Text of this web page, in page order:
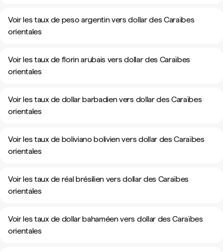
Voir les taux de peso argentin vers dollar des Caraïbes
orientales
Voir les taux de florin arubais vers dollar des Caraïbes
orientales
Voir les taux de dollar barbadien vers dollar des Caraïbes
orientales
Voir les taux de boliviano bolivien vers dollar des Caraïbes
orientales
Voir les taux de réal brésilien vers dollar des Caraïbes
orientales
Voir les taux de dollar bahaméen vers dollar des Caraïbes
orientales